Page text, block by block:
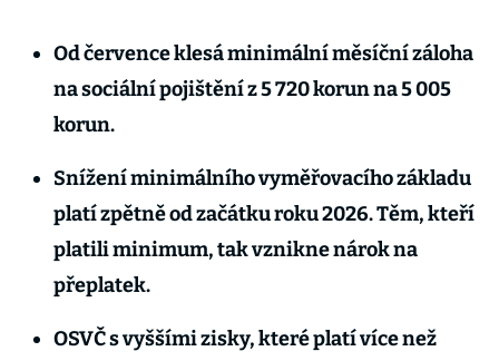
Od července klesá minimální měsíční záloha
na sociální pojištění z 5 720 korun na 5 005
korun.
Snížení minimálního vyměřovacího základu
platí zpětně od začátku roku 2026. Těm, kteří
platili minimum, tak vznikne nárok na
přeplatek.
OSVČ s vyššími zisky, které platí více než